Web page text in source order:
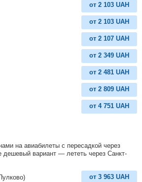
от 2 103 UAH
от 2 103 UAH
от 2 107 UAH
от 2 349 UAH
от 2 481 UAH
от 2 809 UAH
от 4 751 UAH
на авиабилеты с пересадкой через
дешевый вариант — лететь через Санкт-
от 3 963 UAH